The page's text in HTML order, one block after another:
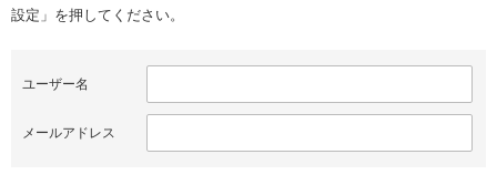
設定」を押してください。
ユーザー名
メールアドレス